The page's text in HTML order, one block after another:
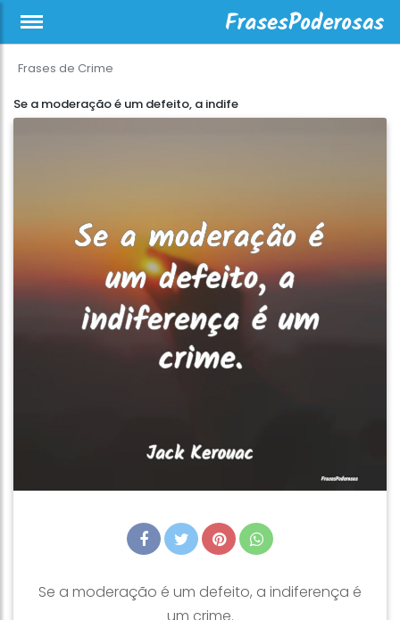
Frases de Crime
Se a moderação é um defeito, a indife
Se a moderação é um defeito, a indiferença é